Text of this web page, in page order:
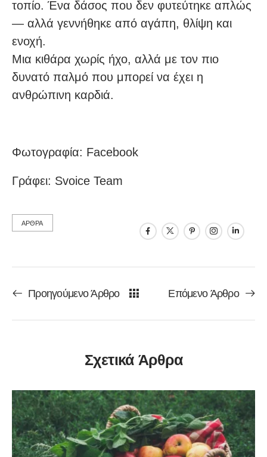
τοπίο. Ένα δάσος που δεν φυτεύτηκε απλώς
— αλλά γεννήθηκε από αγάπη, θλίψη και
ενοχή.
Μια κιθάρα χωρίς ήχο, αλλά με τον πιο
δυνατό παλμό που μπορεί να έχει η
ανθρώπινη καρδιά.
Φωτογραφία: Facebook
Γράφει: Svoice Team
ΑΡΘΡΑ
Προηγούμενο Άρθρο Επόμενο Άρθρο
Σχετικά Άρθρα